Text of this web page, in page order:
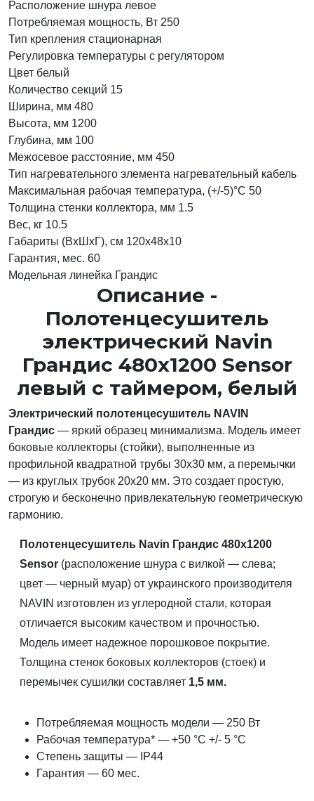
Расположение шнура левое
Потребляемая мощность, Вт 250
Тип крепления стационарная
Регулировка температуры с регулятором
Цвет белый
Количество секций 15
Ширина, мм 480
Высота, мм 1200
Глубина, мм 100
Межосевое расстояние, мм 450
Тип нагревательного элемента нагревательный кабель
Максимальная рабочая температура, (+/-5)°C 50
Толщина стенки коллектора, мм 1.5
Вес, кг 10.5
Габариты (ВхШхГ), см 120x48x10
Гарантия, мес. 60
Модельная линейка Грандис
Описание -
Полотенцесушитель
электрический Navin
Грандис 480х1200 Sensor
левый с таймером, белый
Электрический полотенцесушитель NAVIN
Грандис — яркий образец минимализма. Модель имеет
боковые коллекторы (стойки), выполненные из
профильной квадратной трубы 30х30 мм, а перемычки
— из круглых трубок 20х20 мм. Это создает простую,
строгую и бесконечно привлекательную геометрическую
гармонию.
Полотенцесушитель Navin Грандис 480х1200
Sensor (расположение шнура с вилкой — слева;
цвет — черный муар) от украинского производителя
NAVIN изготовлен из углеродной стали, которая
отличается высоким качеством и прочностью.
Модель имеет надежное порошковое покрытие.
Толщина стенок боковых коллекторов (стоек) и
перемычек сушилки составляет 1,5 мм.
Потребляемая мощность модели — 250 Вт
Рабочая температура* — +50 °C +/- 5 °C
Степень защиты — IP44
Гарантия — 60 мес.